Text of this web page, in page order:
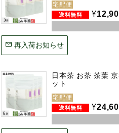
宅配便
¥
再入荷お知らせ
日本茶 お茶 茶葉
ット
宅配便
¥